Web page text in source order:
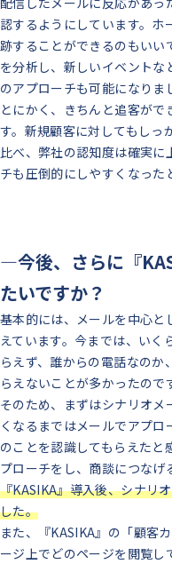
認するようにしています。 ホ
跡することができるのもいい
を分析し、新しいイベント
のアプローチも可能になりま
とにかく、きちんと追客が
す。 新規顧客に対してもしっ
比べ、弊社の認知度は確実に
チも圧倒的にしやすくなった
―今後、さらに『
たいですか？
基本的には、メールを中心
えています。今までは、いく
らえず、誰からの電話なのか
らえないことが多かったので
そのため、まずはシナリオ
くなるまではメールでアプロ
のことを認識してもらえたと
プローチをし、商談につなげ
『KASIKA』導入後、シナリ
した。
また、『KASIKA』の「顧客
ージ上でどのページを閲覧